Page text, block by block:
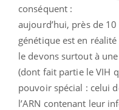
conséquent :
aujourd’hui, près de
génétique est en
le devons surtout à
(dont fait partie le VIH
pouvoir spécial : celui
l’ARN contenant leur